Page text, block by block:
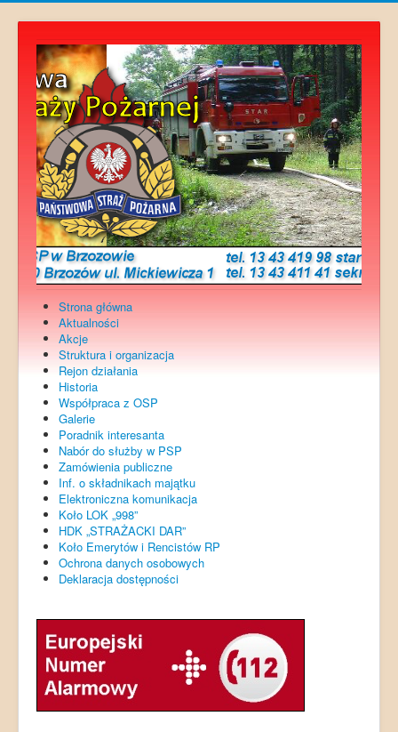
Strona główna
Aktualności
Akcje
Struktura i organizacja
Rejon działania
Historia
Współpraca z OSP
Galerie
Poradnik interesanta
Nabór do służby w PSP
Zamówienia publiczne
Inf. o składnikach majątku
Elektroniczna komunikacja
Koło LOK „998”
HDK „STRAŻACKI DAR”
Koło Emerytów i Rencistów RP
Ochrona danych osobowych
Deklaracja dostępności